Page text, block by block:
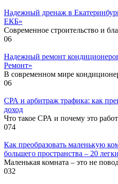
Надежный дренаж в
ЕКБ»
Современное строительство и
06
Надежный ремонт
Ремонт»
В современном мире
06
СРА и арбитраж трафика: как
доход
Что такое СРА и почему это
074
Как преобразовать маленькую
большего пространства – 20
Маленькая комната – это не
032